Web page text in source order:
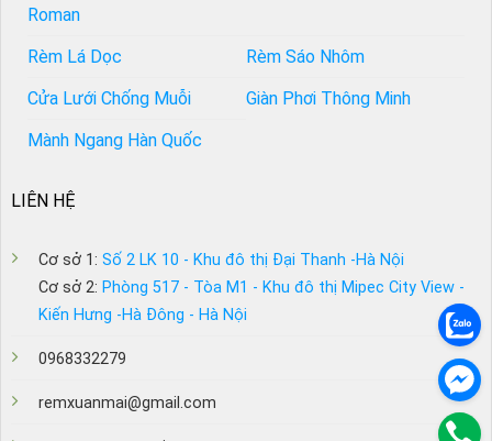
Roman
Rèm Lá Dọc
Rèm Sáo Nhôm
Cửa Lưới Chống Muỗi
Giàn Phơi Thông Minh
Mành Ngang Hàn Quốc
LIÊN HỆ
Cơ sở 1: Số 2 LK 10 - Khu đô thị Đại Thanh -Hà Nội
Cơ sở 2: Phòng 517 - Tòa M1 - Khu đô thị Mipec City View -
Kiến Hưng -Hà Đông - Hà Nội
0968332279
remxuanmai@gmail.com